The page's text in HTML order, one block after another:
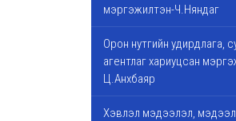
мэргэжилтэн-Ч.Няндаг
Орон нутгийн удирдлага,
агентлаг хариуцсан
Ц.Анхбаяр
Хэвлэл мэдээлэл,